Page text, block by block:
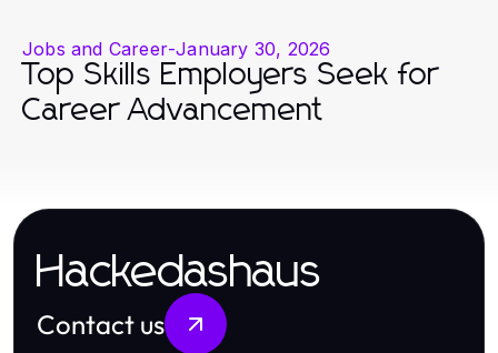
Jobs and Career-January 30, 2026
Top Skills Employers Seek for
Career Advancement
Hackedashaus
Contact us